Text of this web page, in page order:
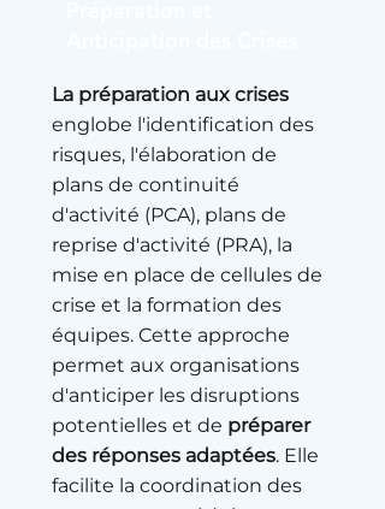
La préparation aux crises
englobe l'identification des
risques, l'élaboration de
plans de continuité
d'activité (PCA), plans de
reprise d'activité (PRA), la
mise en place de cellules de
crise et la formation des
équipes. Cette approche
permet aux organisations
d'anticiper les disruptions
potentielles et de préparer
des réponses adaptées. Elle
facilite la coordination des